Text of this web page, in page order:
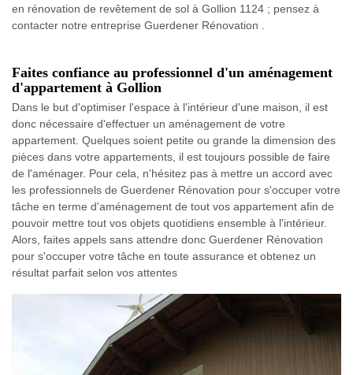
en rénovation de revêtement de sol à Gollion 1124 ; pensez à
contacter notre entreprise Guerdener Rénovation .
Faites confiance au professionnel d'un aménagement
d'appartement à Gollion
Dans le but d'optimiser l'espace à l'intérieur d'une maison, il est
donc nécessaire d'effectuer un aménagement de votre
appartement. Quelques soient petite ou grande la dimension des
pièces dans votre appartements, il est toujours possible de faire
de l'aménager. Pour cela, n'hésitez pas à mettre un accord avec
les professionnels de Guerdener Rénovation pour s'occuper votre
tâche en terme d'aménagement de tout vos appartement afin de
pouvoir mettre tout vos objets quotidiens ensemble à l'intérieur.
Alors, faites appels sans attendre donc Guerdener Rénovation
pour s'occuper votre tâche en toute assurance et obtenez un
résultat parfait selon vos attentes